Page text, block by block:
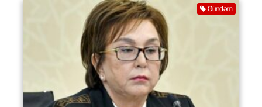
Gündəm